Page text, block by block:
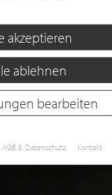
akzeptieren
ablehnen
bearbeiten
AGB & Datenschutz Kontakt